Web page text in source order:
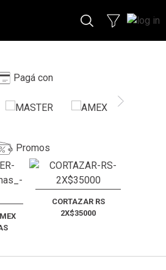
Pagá con
Promos
CORTAZAR RS
2X$35000